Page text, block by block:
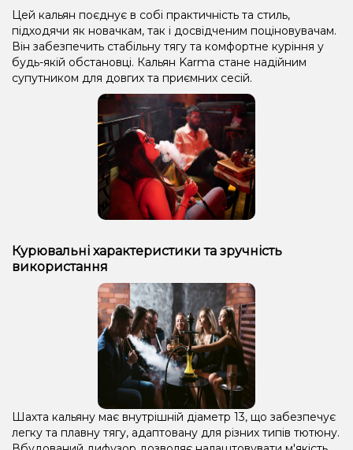
Цей кальян поєднує в собі практичність та стиль,
підходячи як новачкам, так і досвідченим поціновувачам.
Він забезпечить стабільну тягу та комфортне куріння у
будь-якій обстановці. Кальян Karma стане надійним
супутником для довгих та приємних сесій.
Курювальні характеристики та зручність
використання
Шахта кальяну має внутрішній діаметр 13, що забезпечує
легку та плавну тягу, адаптовану для різних типів тютюну.